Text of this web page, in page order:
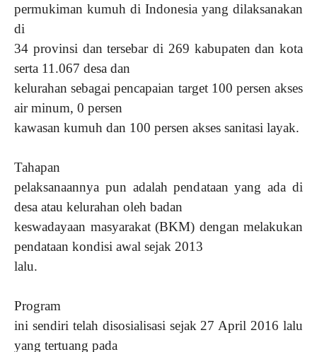
permukiman kumuh di Indonesia yang dilaksanakan
di
34 provinsi dan tersebar di 269 kabupaten dan kota
serta 11.067 desa dan
kelurahan sebagai pencapaian target 100 persen akses
air minum, 0 persen
kawasan kumuh dan 100 persen akses sanitasi layak.
Tahapan
pelaksanaannya pun adalah pendataan yang ada di
desa atau kelurahan oleh badan
keswadayaan masyarakat (BKM) dengan melakukan
pendataan kondisi awal sejak 2013
lalu.
Program
ini sendiri telah disosialisasi sejak 27 April 2016 lalu
yang tertuang pada